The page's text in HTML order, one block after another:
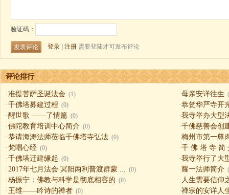
评论排行
·准提菩萨圣诞法会 (1) ·母亲安详往生
·千佛塔募建过程 (0) ·恭贺华严寺开
·醒世歌 ——了情篇 (0) ·我寺举办大型
·佛陀教育培训中心简介 (0) ·千佛慈善会创
·恭请海涛法师莅临千佛塔寺弘法 (0) ·梅州市第一尊
·梵唱心经 (0) ·千 佛 塔 寺 简
·千佛塔迁建缘起 (0) ·我寺举行了大
·2017年七月法会 冥阳两利普渡群蒙 ... (0) ·耀一法师简介
·杨振宁：佛教与科学是彻底相容的 (0) · 人生需要信仰
·王维——吟诗的禅者 (0) ·禅宗的安详人